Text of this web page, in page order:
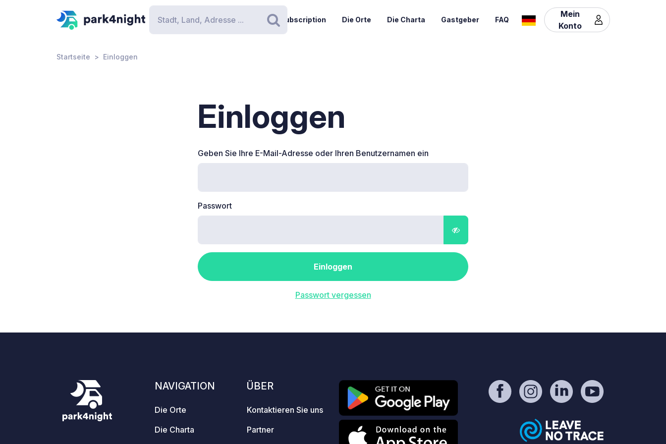
Suchen
subscription Die Orte Die Charta Gastgeber FAQ
Mein
Konto
Startseite Einloggen
Einloggen
Geben Sie Ihre E-Mail-Adresse oder Ihren Benutzernamen ein
Passwort
Einloggen
Passwort vergessen
NAVIGATION
Die Orte
Die Charta
ÜBER
Kontaktieren Sie uns
Partner